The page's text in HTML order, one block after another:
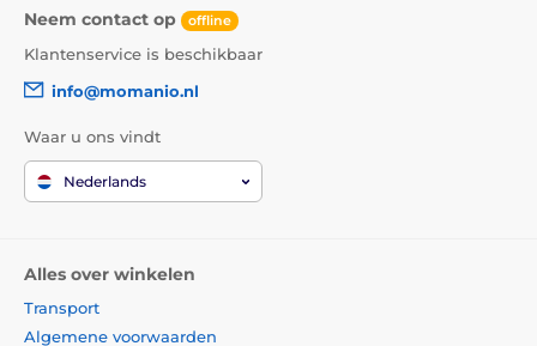
Inhoud van de verpakking:
1x beschermend gehard glas
microfoon
Neem contact op offline
Klantenservice is beschikbaar
info@momanio.nl
Waar u ons vindt
Nederlands
Alles over winkelen
Transport
Algemene voorwaarden